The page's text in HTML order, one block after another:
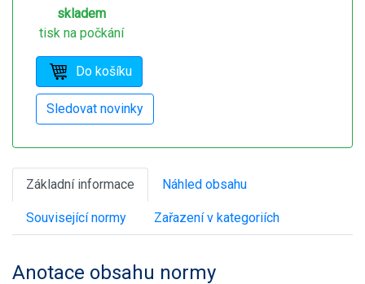
skladem
tisk na počkání
Základní informace Náhled obsahu
Související normy Zařazení v kategoriích
Anotace obsahu normy